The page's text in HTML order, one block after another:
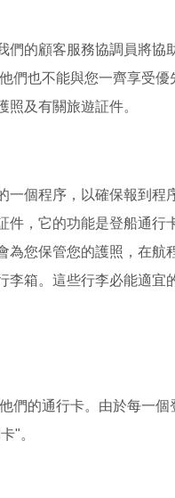
的顧客服務協調員將協
們也不能與您一齊享受
及有關旅遊証件。
個程序，以確保報到程
，它的功能是登船通
您保管您的護照，在航
箱。這些行李必能適宜
的通行卡。由於每一
"。